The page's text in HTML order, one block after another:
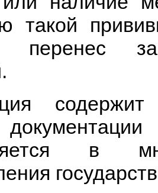
такой
перенес
в